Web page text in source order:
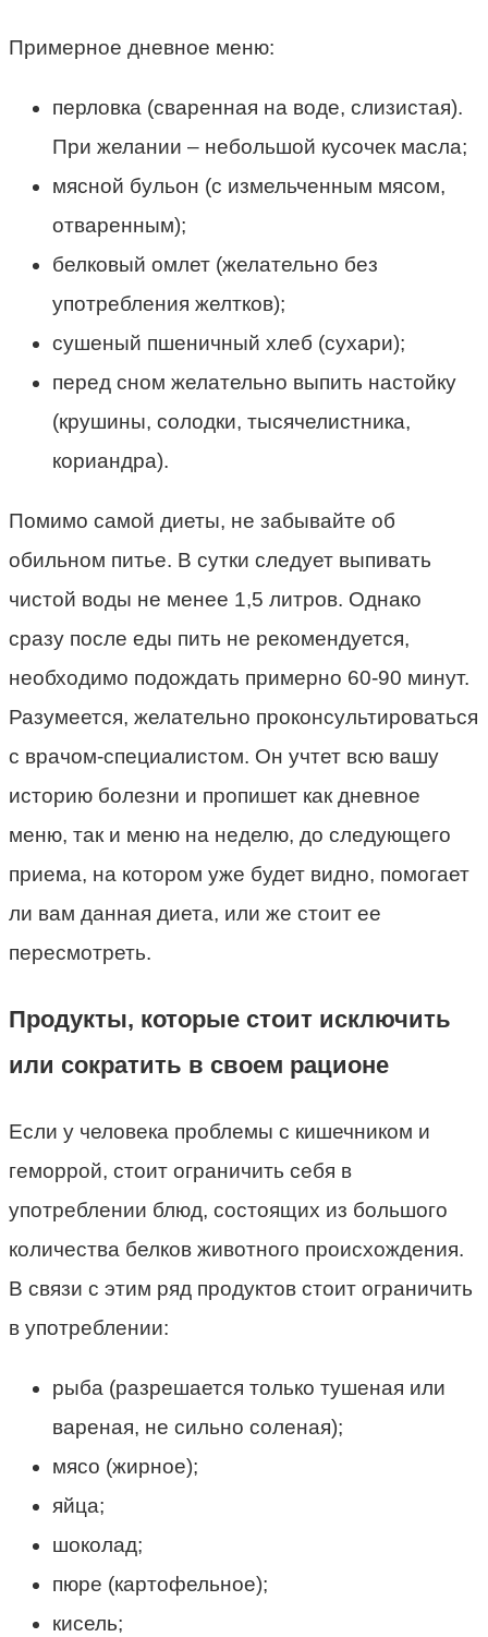
Примерное дневное меню:
перловка (сваренная на воде, слизистая).
При желании – небольшой кусочек масла;
мясной бульон (с измельченным мясом,
отваренным);
белковый омлет (желательно без
употребления желтков);
сушеный пшеничный хлеб (сухари);
перед сном желательно выпить настойку
(крушины, солодки, тысячелистника,
кориандра).
Помимо самой диеты, не забывайте об
обильном питье. В сутки следует выпивать
чистой воды не менее 1,5 литров. Однако
сразу после еды пить не рекомендуется,
необходимо подождать примерно 60-90 минут.
Разумеется, желательно проконсультироваться
с врачом-специалистом. Он учтет всю вашу
историю болезни и пропишет как дневное
меню, так и меню на неделю, до следующего
приема, на котором уже будет видно, помогает
ли вам данная диета, или же стоит ее
пересмотреть.
Продукты, которые стоит исключить
или сократить в своем рационе
Если у человека проблемы с кишечником и
геморрой, стоит ограничить себя в
употреблении блюд, состоящих из большого
количества белков животного происхождения.
В связи с этим ряд продуктов стоит ограничить
в употреблении:
рыба (разрешается только тушеная или
вареная, не сильно соленая);
мясо (жирное);
яйца;
шоколад;
пюре (картофельное);
кисель;